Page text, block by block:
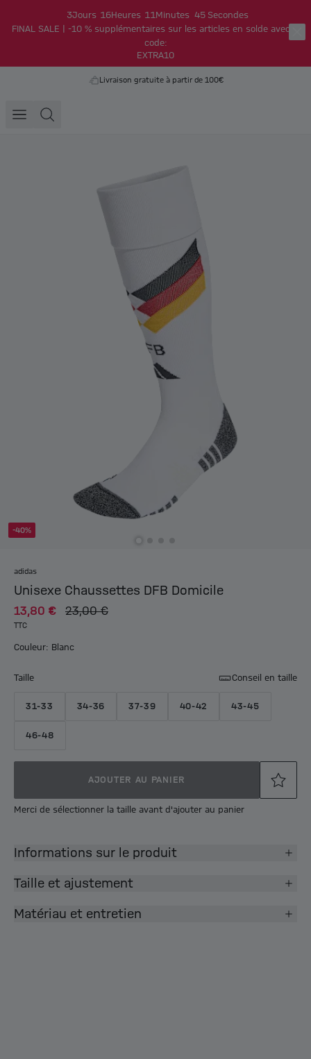
3Jours 16Heures 11Minutes 45 Secondes
FINAL SALE | -10 % supplémentaires sur les articles en solde avec le
code:
EXTRA10
Livraison gratuite à partir de 100€
-40%
adidas
Unisexe Chaussettes DFB Domicile
13,80 € 23,00 €
TTC
Couleur: Blanc
Taille Conseil en taille
31-33 34-36 37-39 40-42 43-45
46-48
AJOUTER AU PANIER
Merci de sélectionner la taille avant d'ajouter au panier
Informations sur le produit
Taille et ajustement
Matériau et entretien